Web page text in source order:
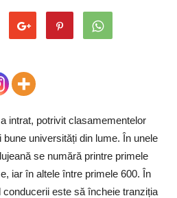
intrat, potrivit clasamementelor
universități din lume. În unele
se numără printre primele
iar în altele între primele 600. În
este să încheie tranziția